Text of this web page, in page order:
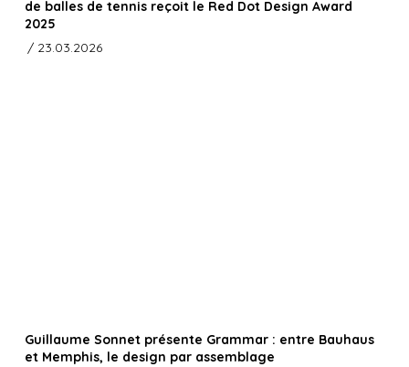
de balles de tennis reçoit le Red Dot Design Award
2025
/ 23.03.2026
Guillaume Sonnet présente Grammar : entre Bauhaus
et Memphis, le design par assemblage